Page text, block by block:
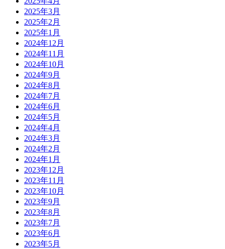
2025年3月
2025年2月
2025年1月
2024年12月
2024年11月
2024年10月
2024年9月
2024年8月
2024年7月
2024年6月
2024年5月
2024年4月
2024年3月
2024年2月
2024年1月
2023年12月
2023年11月
2023年10月
2023年9月
2023年8月
2023年7月
2023年6月
2023年5月